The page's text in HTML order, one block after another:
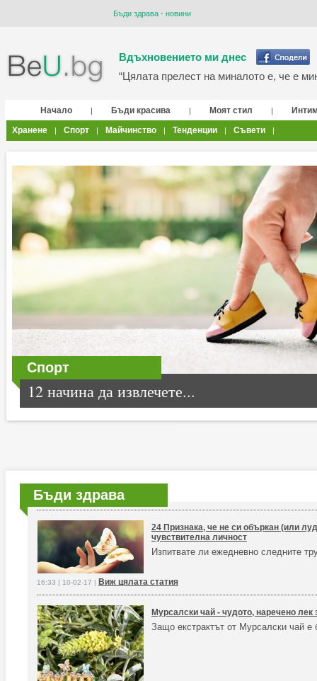
Бъди здрава - новини
Вдъхновението ми днес
“Цялата прелест на миналото е, че е
Начало | Бъди красива | Моят стил |
Хранене
| Спорт | Майчинство | Тенденции | Съвети |
Спорт
12 начина да извлечете...
Бъди здрава
24 Признака, че не си объркан (или
чувствителна личност
Изпитвате ли ежедневно следните
16:33 | 10-02-17 | Виж цялата статия
Мурсалски чай - чудото, наречено лек
Защо екстрактът от Мурсалски чай е